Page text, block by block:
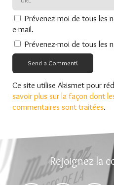
Prévenez-moi de tous les
e-mail.
Prévenez-moi de tous les
Send a Comment!
Ce site utilise Akismet pour
savoir plus sur la façon dont
commentaires sont traitées.
Rejoignez la